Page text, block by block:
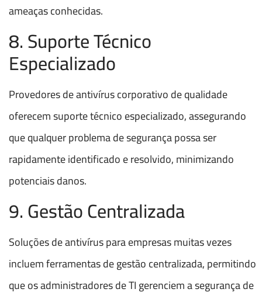
ameaças conhecidas.
8. Suporte Técnico
Especializado
Provedores de antivírus corporativo de qualidade
oferecem suporte técnico especializado, assegurando
que qualquer problema de segurança possa ser
rapidamente identificado e resolvido, minimizando
potenciais danos.
9. Gestão Centralizada
Soluções de antivírus para empresas muitas vezes
incluem ferramentas de gestão centralizada, permitindo
que os administradores de TI gerenciem a segurança de